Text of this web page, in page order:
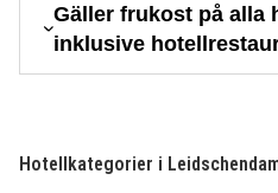
Gäller frukost på alla
inklusive
Hotellkategorier i